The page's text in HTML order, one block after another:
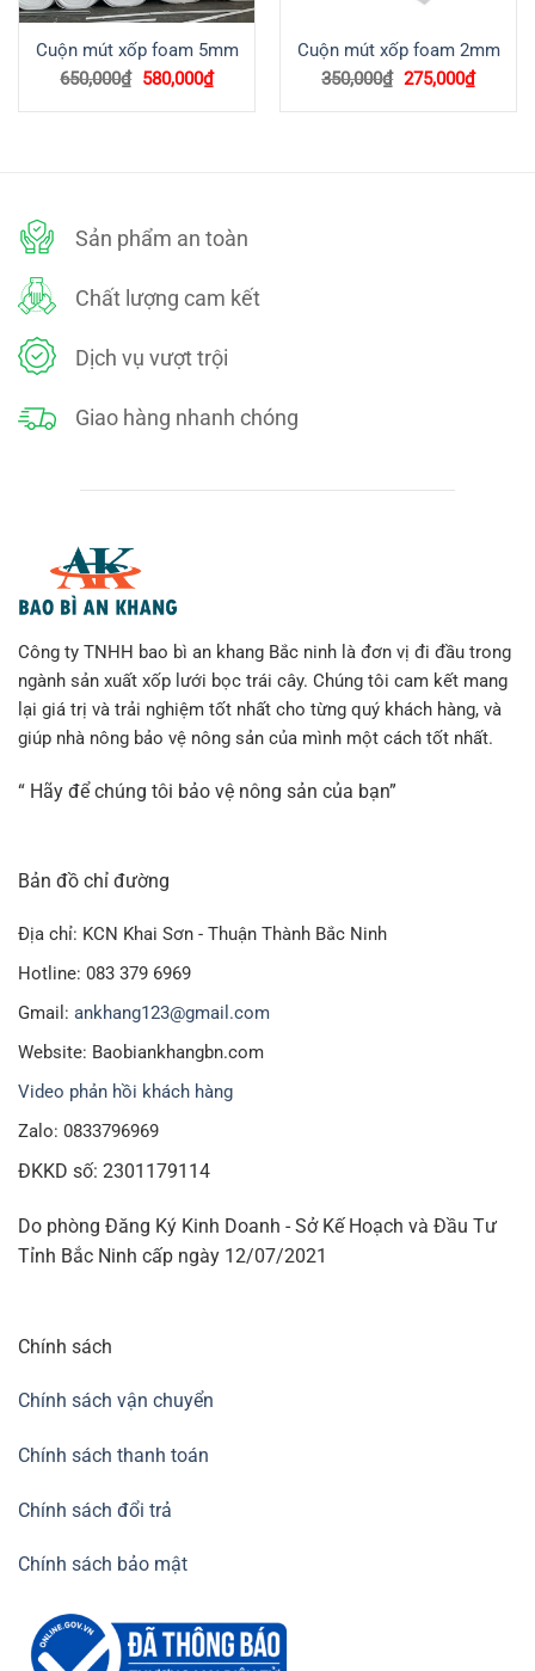
Cuộn mút xốp foam 5mm
650,000₫ Giá
là:
580,000₫Giá
hiện
tại
Cuộn mút xốp foam 2mm
350,000₫ Giá
là:
275,000₫Giá
hiện
tại
Sản phẩm an toàn
Chất lượng cam kết
Dịch vụ vượt trội
Giao hàng nhanh chóng
Công ty TNHH bao bì an khang Bắc ninh là đơn vị đi đầu trong
ngành sản xuất xốp lưới bọc trái cây. Chúng tôi cam kết mang
lại giá trị và trải nghiệm tốt nhất cho từng quý khách hàng, và
giúp nhà nông bảo vệ nông sản của mình một cách tốt nhất.
“ Hãy để chúng tôi bảo vệ nông sản của bạn”
Bản đồ chỉ đường
Địa chỉ: KCN Khai Sơn - Thuận Thành Bắc Ninh
Hotline: 083 379 6969
Gmail: ankhang123@gmail.com
Website: Baobiankhangbn.com
Video phản hồi khách hàng
Zalo: 0833796969
ĐKKD số: 2301179114
Do phòng Đăng Ký Kinh Doanh - Sở Kế Hoạch và Đầu Tư
Tỉnh Bắc Ninh cấp ngày 12/07/2021
Chính sách
Chính sách vận chuyển
Chính sách thanh toán
Chính sách đổi trả
Chính sách bảo mật